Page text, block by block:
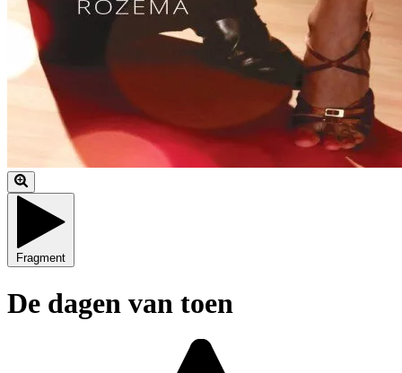
Fragment
De dagen van toen